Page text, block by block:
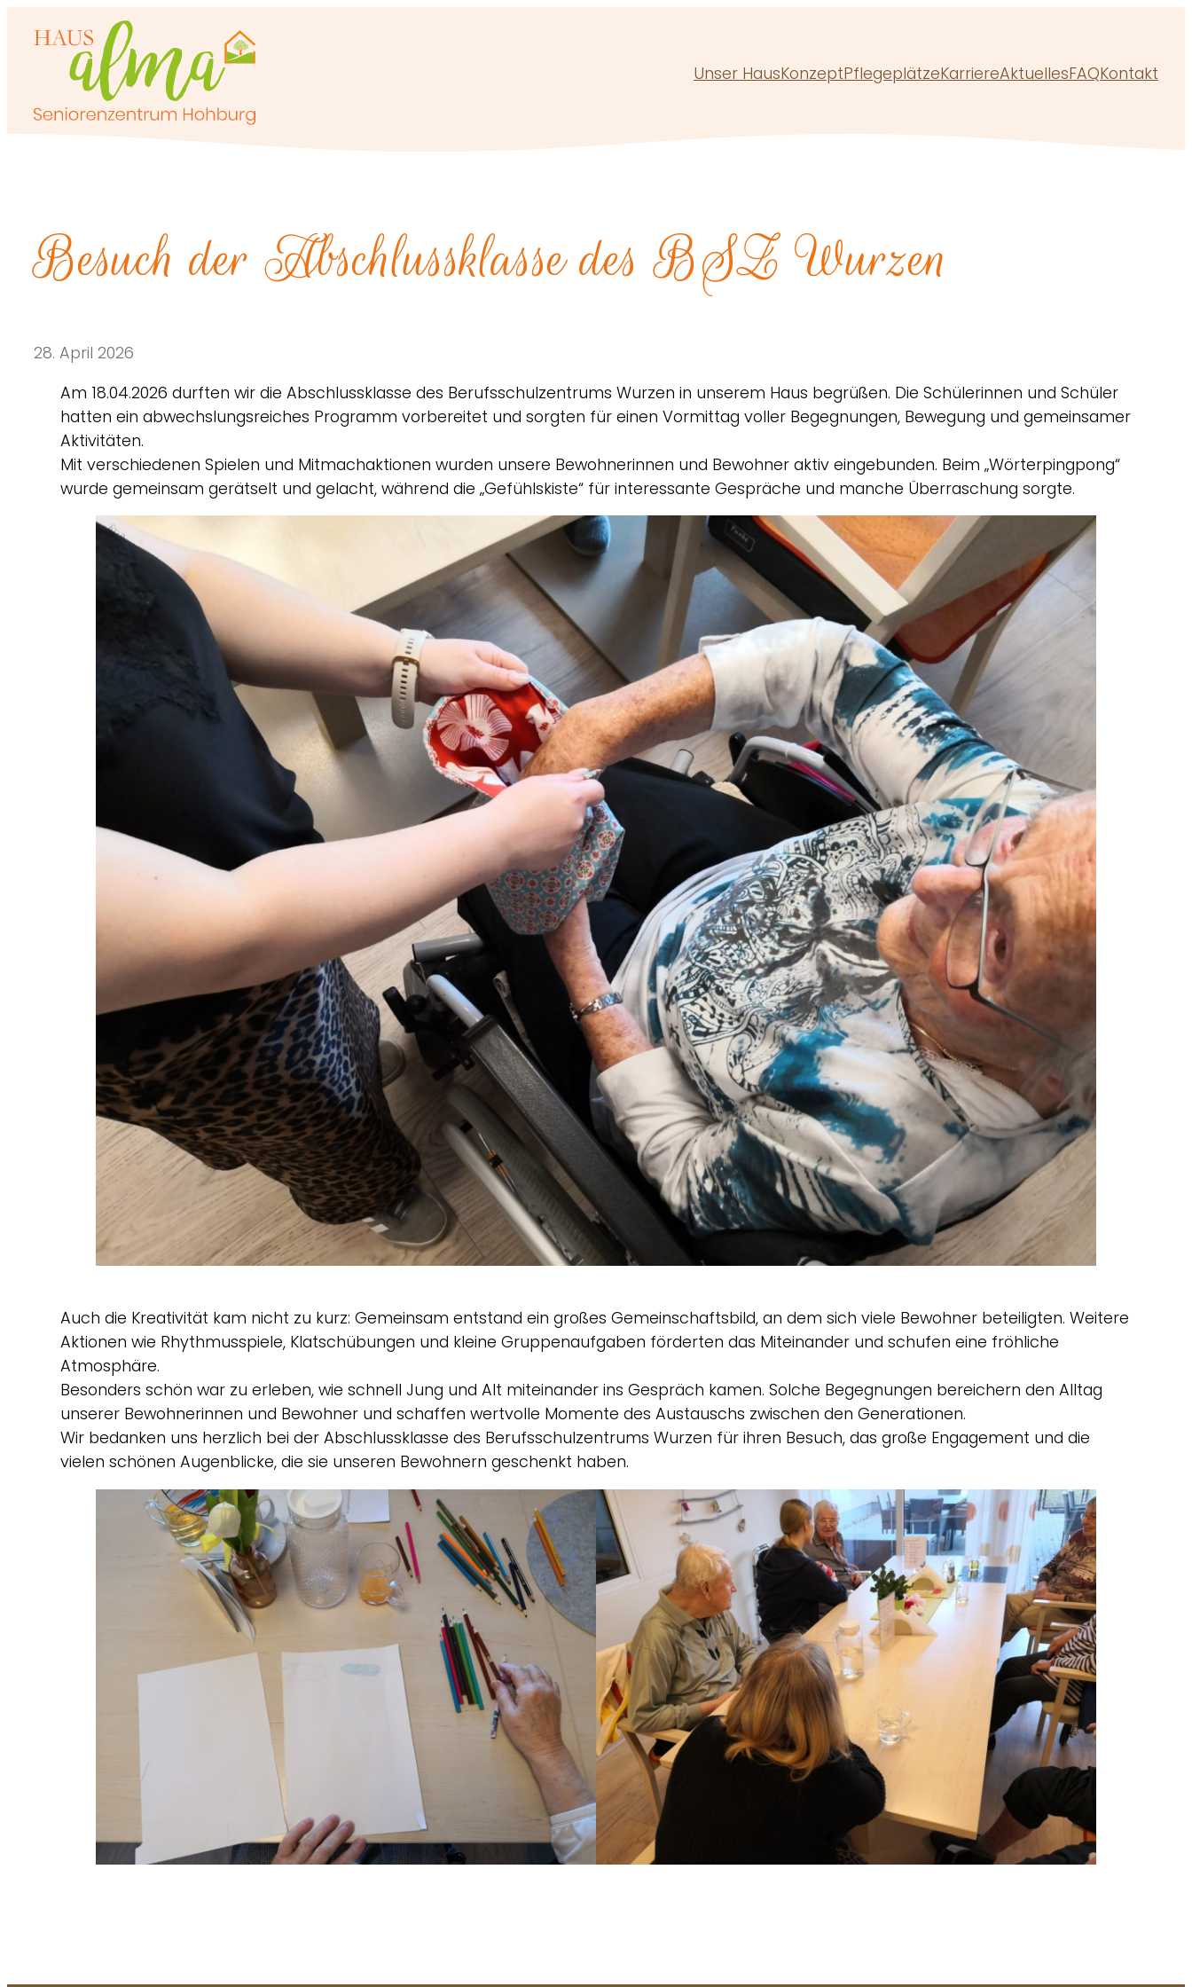
Inhalt
springen
Unser HausKonzeptPflegeplätzeKarriereAktuellesFAQKontakt
Besuch der Abschlussklasse des BSZ Wurzen
28. April 2026
Am 18.04.2026 durften wir die Abschlussklasse des Berufsschulzentrums Wurzen in unserem Haus begrüßen. Die Schülerinnen und Schüler
hatten ein abwechslungsreiches Programm vorbereitet und sorgten für einen Vormittag voller Begegnungen, Bewegung und gemeinsamer
Aktivitäten.
Mit verschiedenen Spielen und Mitmachaktionen wurden unsere Bewohnerinnen und Bewohner aktiv eingebunden. Beim „Wörterpingpong“
wurde gemeinsam gerätselt und gelacht, während die „Gefühlskiste“ für interessante Gespräche und manche Überraschung sorgte.
Auch die Kreativität kam nicht zu kurz: Gemeinsam entstand ein großes Gemeinschaftsbild, an dem sich viele Bewohner beteiligten. Weitere
Aktionen wie Rhythmusspiele, Klatschübungen und kleine Gruppenaufgaben förderten das Miteinander und schufen eine fröhliche
Atmosphäre.
Besonders schön war zu erleben, wie schnell Jung und Alt miteinander ins Gespräch kamen. Solche Begegnungen bereichern den Alltag
unserer Bewohnerinnen und Bewohner und schaffen wertvolle Momente des Austauschs zwischen den Generationen.
Wir bedanken uns herzlich bei der Abschlussklasse des Berufsschulzentrums Wurzen für ihren Besuch, das große Engagement und die
vielen schönen Augenblicke, die sie unseren Bewohnern geschenkt haben.